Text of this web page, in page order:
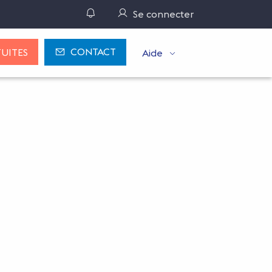
Gérer ses notifications
Se connecter
CONTACT Aide